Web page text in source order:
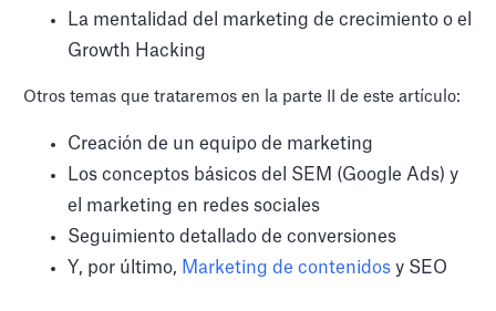
La mentalidad del marketing de crecimiento o el
Growth Hacking
Otros temas que trataremos en la parte II de este artículo:
Creación de un equipo de marketing
Los conceptos básicos del SEM (Google Ads) y
el marketing en redes sociales
Seguimiento detallado de conversiones
Y, por último, Marketing de contenidos y SEO